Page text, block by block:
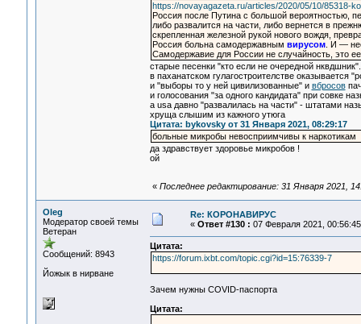
https://novayagazeta.ru/articles/2020/05/10/85318-
Россия после Путина с большой вероятностью,
либо развалится на части, либо вернется в
скрепленная железной рукой нового вождя,
Россия больна самодержавным вирусом. И —
Самодержавие для России не случайность, это
старые песенки "кто если не очередной
в паханатском гулагостроителстве оказывается
и "выборы то у ней цивилизованные" и вбросов
и голосования "за одного кандидата" при совке
а usa давно "развалилась на части" - штатами
хруща слышим из кажного утюга
Цитата: bykovsky от 31 Января 2021, 08:29:17
больные микробы невосприимчивы к наркотикам
да здравствует здоровье микробов !
ой
« Последнее редактирование: 31 Января 2021,
Oleg
Модератор своей темы
Ветеран
Сообщений: 8943
Йожык в нирване
Re: КОРОНАВИРУС
« Ответ #130 : 07 Февраля 2021,
Цитата:
https://forum.ixbt.com/topic.cgi?id=15:76339-7
Зачем нужны COVID-паспорта
Цитата: